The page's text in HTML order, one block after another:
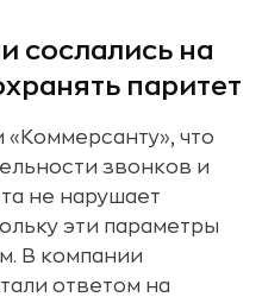
сослались на
паритет
что
звонков и
не нарушает
эти параметры
В компании
ответом на